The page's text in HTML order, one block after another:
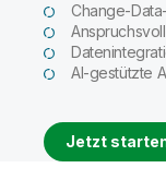
Change-
AI-gestützte
Jetzt